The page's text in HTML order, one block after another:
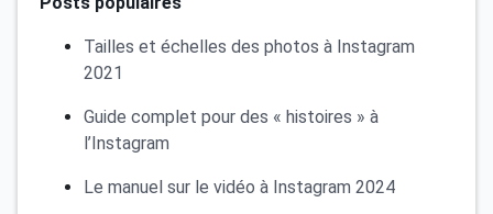
Tailles et échelles des photos à Instagram
2021
Guide complet pour des « histoires » à
l’Instagram
Le manuel sur le vidéo à Instagram 2024